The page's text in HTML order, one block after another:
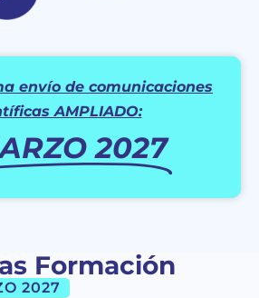
envío de comunicaciones
AMPLIADO:
2027
Formación
2027